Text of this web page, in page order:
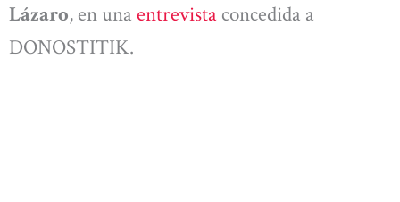
Lázaro, en una entrevista concedida a
DONOSTITIK.